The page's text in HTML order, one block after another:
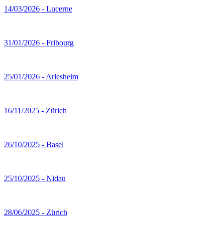
14/03/2026 - Lucerne
31/01/2026 - Fribourg
25/01/2026 - Arlesheim
16/11/2025 - Zürich
26/10/2025 - Basel
25/10/2025 - Nidau
28/06/2025 - Zürich